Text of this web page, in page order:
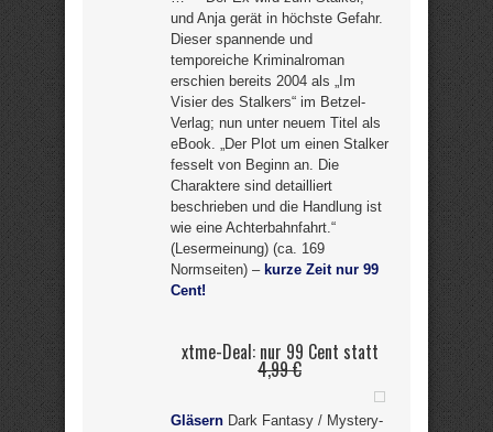
und Anja gerät in höchste Gefahr.
Dieser spannende und
temporeiche Kriminalroman
erschien bereits 2004 als „Im
Visier des Stalkers“ im Betzel-
Verlag; nun unter neuem Titel als
eBook. „Der Plot um einen Stalker
fesselt von Beginn an. Die
Charaktere sind detailliert
beschrieben und die Handlung ist
wie eine Achterbahnfahrt.“
(Lesermeinung) (ca. 169
Normseiten) – kurze Zeit nur 99
Cent!
xtme-Deal: nur 99 Cent statt
4,99 €
Gläsern Dark Fantasy / Mystery-